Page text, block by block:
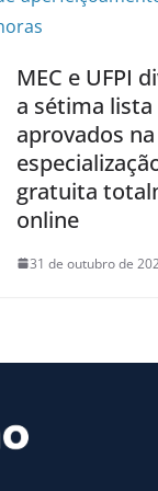
MEC e UFPI
a sétima lista
aprovados na
gratuita
online
31 de outubro de